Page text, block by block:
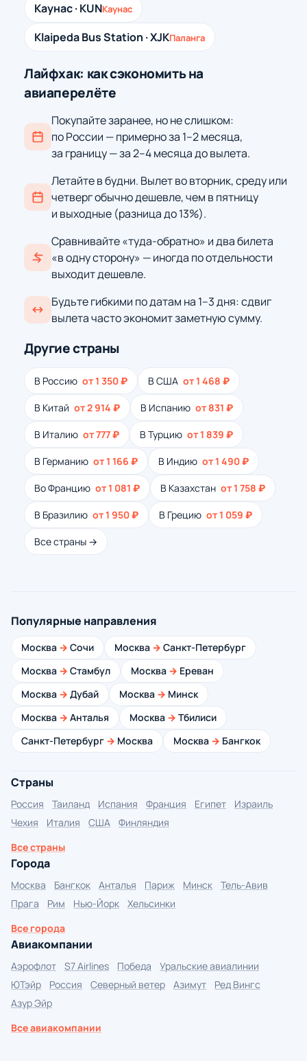
Каунас · KUNКаунас
Klaipeda Bus Station · XJKПаланга
Лайфхак: как сэкономить на
авиаперелёте
Покупайте заранее, но не слишком:
по России — примерно за 1–2 месяца,
за границу — за 2–4 месяца до вылета.
Летайте в будни. Вылет во вторник, среду или
четверг обычно дешевле, чем в пятницу
и выходные (разница до 13%).
Сравнивайте «туда-обратно» и два билета
«в одну сторону» — иногда по отдельности
выходит дешевле.
Будьте гибкими по датам на 1–3 дня: сдвиг
вылета часто экономит заметную сумму.
Другие страны
В Россию от 1 350 ₽ В США от 1 468 ₽
В Китай от 2 914 ₽ В Испанию от 831 ₽
В Италию от 777 ₽ В Турцию от 1 839 ₽
В Германию от 1 166 ₽ В Индию от 1 490 ₽
Во Францию от 1 081 ₽ В Казахстан от 1 758 ₽
В Бразилию от 1 950 ₽ В Грецию от 1 059 ₽
Все страны →
Популярные направления
Москва → Сочи Москва → Санкт-Петербург
Москва → Стамбул Москва → Ереван
Москва → Дубай Москва → Минск
Москва → Анталья Москва → Тбилиси
Санкт-Петербург → Москва Москва → Бангкок
Страны
Россия Таиланд Испания Франция Египет
Израиль
Чехия
Италия США
Финляндия
Все страны
Города
Москва Бангкок Анталья Париж Минск
Тель-Авив
Прага
Рим Нью-Йорк
Хельсинки
Все города
Авиакомпании
Аэрофлот S7 Airlines Победа
Уральские авиалинии
ЮТэйр
Россия Северный ветер Азимут
Ред Вингс
Азур Эйр
Все авиакомпании